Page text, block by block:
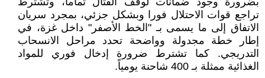
تراجع قوات الاحتلال فورا وبشكل جزئي، بمجرد سريان
الاتفاق إلى ما يسمى بـ "الخط الأصفر" داخل غزة، في
إطار خطة مجدولة وواضحة تحدد مراحل الانسحاب
التدريجي. كما تشترط ضرورة إدخال فوري للمواد
الغذائية ممثلة بـ 400 شاحنة يومياً.